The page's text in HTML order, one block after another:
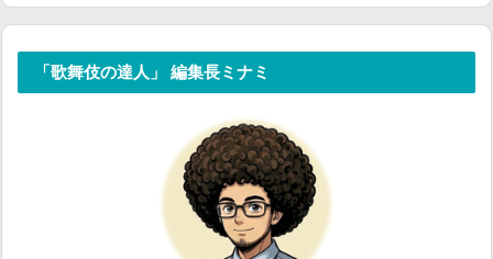
「歌舞伎の達人」 編集長ミナミ